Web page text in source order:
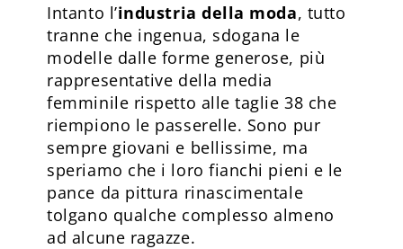
Intanto l’industria della moda, tutto
tranne che ingenua, sdogana le
modelle dalle forme generose, più
rappresentative della media
femminile rispetto alle taglie 38 che
riem­piono le passerelle. Sono pur
sempre giovani e bellissime, ma
speriamo che i loro fianchi pieni e le
pance da pittura rinascimentale
tolgano qualche complesso almeno
ad alcune ragazze.